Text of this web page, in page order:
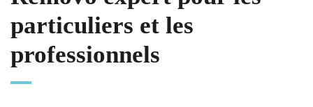
particuliers et les
professionnels